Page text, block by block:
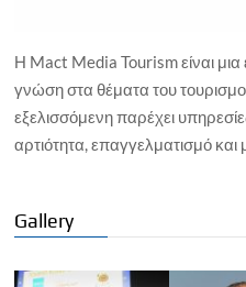
Η Mact Media Tourism είναι μια
γνώση στα θέματα του
εξελισσόμενη παρέχει
αρτιότητα, επαγγελματισμό
Gallery